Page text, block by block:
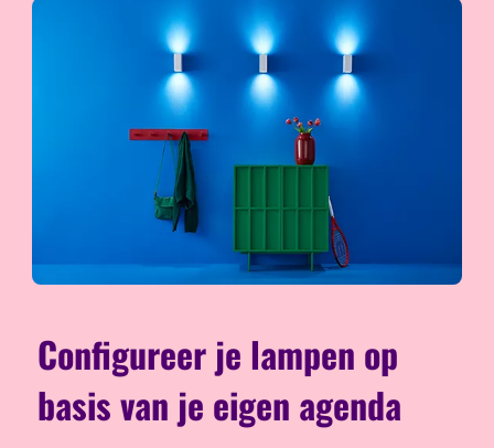
Configureer je lampen op
basis van je eigen agenda